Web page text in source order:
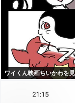
ワイくん映画ちいかわを